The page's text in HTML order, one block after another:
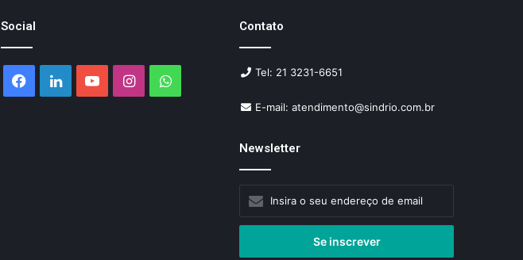
Social
Facebook
LinkedinYouTubeInstagramWhatsApp
Contato
Tel: 21 3231-6651
E-mail: atendimento@sindrio.com.br
Newsletter
seu